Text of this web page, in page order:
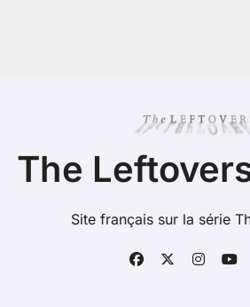
The
Site français sur la série